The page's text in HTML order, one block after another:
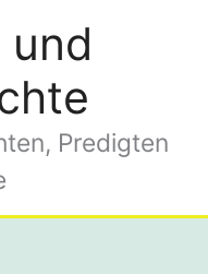
und
Predigten